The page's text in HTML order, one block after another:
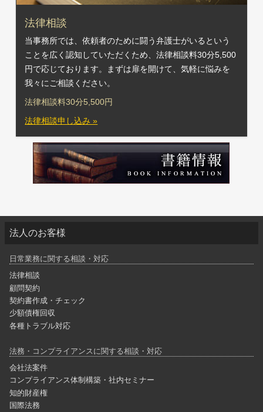
法律相談
当事務所では、依頼者のために闘う弁護士がいるという
ことを広く認知していただくため、法律相談料30分5,500
円で応じております。まずは扉を開けて、気軽に悩みを
我々にご相談ください。
法律相談料30分5,500円
法律相談申し込み »
法人のお客様
日常業務に関する相談・対応
法律相談
顧問契約
契約書作成・チェック
少額債権回収
各種トラブル対応
法務・コンプライアンスに関する相談・対応
会社法案件
コンプライアンス体制構築・社内セミナー
知的財産権
国際法務